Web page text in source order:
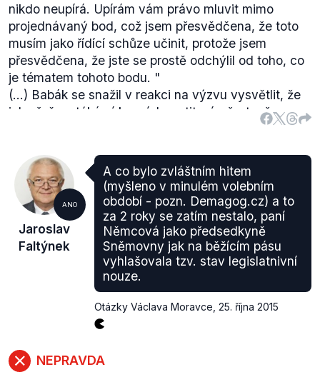
nikdo neupírá. Upírám vám právo mluvit mimo
projednávaný bod, což jsem přesvědčena, že toto
musím jako řídící schůze učinit, protože jsem
přesvědčena, že jste se prostě odchýlil od toho, co
je tématem tohoto bodu. "
(...) Babák se snažil v reakci na výzvu vysvětlit, že
jeho řeč se týká církevních restitucí, přesto, že
jste přestoupil ustanovení jednacího řádu. Prosím,
dejte námitku proti mému postupu.Já vám
odnímám slovo
"
Němcová při tomto svém kroku použila § 59zákona
o jednacím řádu
Poslanecké sněmovny, který v (4)
říká:
Poslanec má mluvit k projednávané věci.
Odchyluje-li se od ní nebo překročí stanovenou
řečnickou lhůtu, může na to předsedající poslance
upozornit a volat jej k věci. Vybočuje-li poslanec
svým projevem z mezí slušnosti, může jej
předsedající volat k pořádku. Nevedlo-li dvojí
upozornění k nápravě, může mu slovo odejmout. O
ANO
Jaroslav
Faltýnek
A co bylo zvláštním hitem
(myšleno v minulém volebním
období - pozn. Demagog.cz) a to
za 2 roky se zatím nestalo, paní
Němcová jako předsedkyně
Sněmovny jak na běžícím pásu
vyhlašovala tzv. stav legislatnivní
nouze.
Otázky Václava Moravce 25. října 2015
NEPRAVDA